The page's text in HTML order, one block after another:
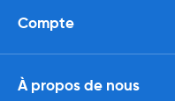
Compte
À propos de nous